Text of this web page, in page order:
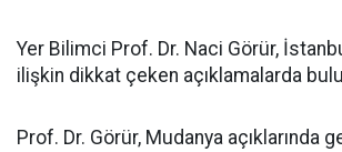
Yer Bilimci Prof. Dr. Naci Görür,
ilişkin dikkat çeken açıklamalarda
Prof. Dr. Görür, Mudanya açıklarında